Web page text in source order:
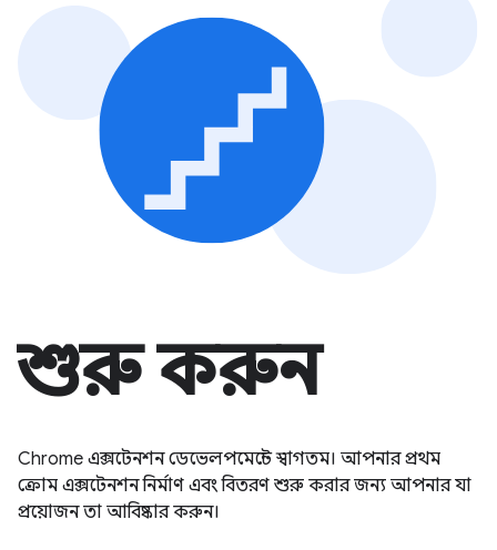
শুরু করুন
Chrome এক্সটেনশন ডেভেলপমেন্টে স্বাগতম। আপনার প্রথম
ক্রোম এক্সটেনশন নির্মাণ এবং বিতরণ শুরু করার জন্য আপনার যা
প্রয়োজন তা আবিষ্কার করুন।